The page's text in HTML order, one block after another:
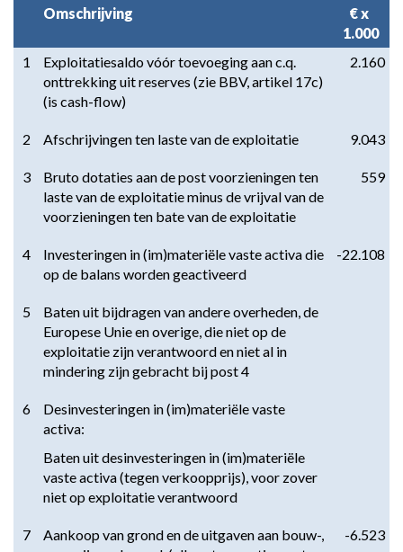
Omschrijving
€ x
1.000
1
Exploitatiesaldo vóór toevoeging aan c.q.
onttrekking uit reserves (zie BBV, artikel 17c)
(is cash-flow)
2.160
2 Afschrijvingen ten laste van de exploitatie 9.043
3
Bruto dotaties aan de post voorzieningen ten
laste van de exploitatie minus de vrijval van de
voorzieningen ten bate van de exploitatie
559
4
Investeringen in (im)materiële vaste activa die
op de balans worden geactiveerd
-22.108
5
Baten uit bijdragen van andere overheden, de
Europese Unie en overige, die niet op de
exploitatie zijn verantwoord en niet al in
mindering zijn gebracht bij post 4
6
Desinvesteringen in (im)materiële vaste
activa:
Baten uit desinvesteringen in (im)materiële
vaste activa (tegen verkoopprijs), voor zover
niet op exploitatie verantwoord
7
Aankoop van grond en de uitgaven aan bouw-,
-6.523